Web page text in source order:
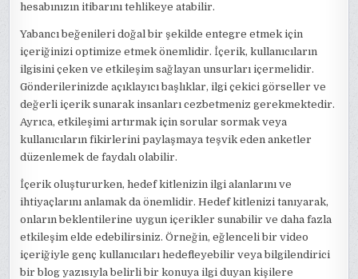
hesabınızın itibarını tehlikeye atabilir.
Yabancı beğenileri doğal bir şekilde entegre etmek için
içeriğinizi optimize etmek önemlidir. İçerik, kullanıcıların
ilgisini çeken ve etkileşim sağlayan unsurları içermelidir.
Gönderilerinizde açıklayıcı başlıklar, ilgi çekici görseller ve
değerli içerik sunarak insanları cezbetmeniz gerekmektedir.
Ayrıca, etkileşimi artırmak için sorular sormak veya
kullanıcıların fikirlerini paylaşmaya teşvik eden anketler
düzenlemek de faydalı olabilir.
İçerik oluştururken, hedef kitlenizin ilgi alanlarını ve
ihtiyaçlarını anlamak da önemlidir. Hedef kitlenizi tanıyarak,
onların beklentilerine uygun içerikler sunabilir ve daha fazla
etkileşim elde edebilirsiniz. Örneğin, eğlenceli bir video
içeriğiyle genç kullanıcıları hedefleyebilir veya bilgilendirici
bir blog yazısıyla belirli bir konuya ilgi duyan kişilere